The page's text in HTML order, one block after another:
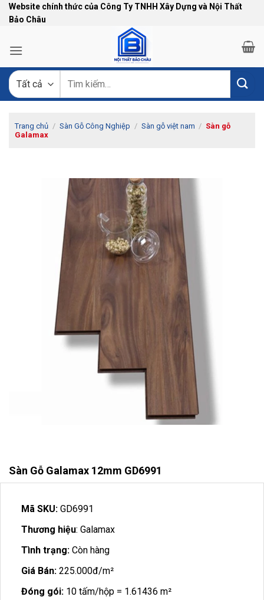
Bỏ
qua
dung
Website chính thức của Công Ty TNHH Xây Dựng và Nội Thất
Bảo Châu
kiếm:
Trang chủ / Sàn Gỗ Công Nghiệp / Sàn gỗ việt nam / Sàn gỗ
Galamax
Sàn Gỗ Galamax 12mm GD6991
Mã SKU: GD6991
Thương hiệu: Galamax
Tình trạng: Còn hàng
Giá Bán: 225.000đ/m²
Đóng gói: 10 tấm/hộp = 1.61436 m²